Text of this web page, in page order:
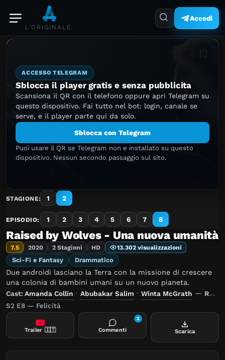
L'ORIGINALE.
Accedi
ACCESSO TELEGRAM
Sblocca il player gratis e senza pubblicita
Scansiona il QR con il telefono oppure apri Telegram su
questo dispositivo. Fai tutto nel bot: login, canale se
serve, e il player parte qui da solo.
Sblocca con Telegram
Puoi usare il QR se Telegram non e installato su questo
dispositivo. Nessun secondo passaggio sul sito.
STAGIONE: 1 2
EPISODIO: 1 2 3 4 5 6 7 8
Raised by Wolves - Una nuova umanità
7.5 2020 2 Stagioni HD 13.302 visualizzazioni
Sci-Fi e Fantasy Drammatico
Due androidi lasciano la Terra con la missione di crescere
una colonia di bambini umani su un nuovo pianeta.
Cast:Amanda Collin · Abubakar Salim · Winta McGrath — Regia:
S2 E8 — Felicità
Trailer 🇮🇹 Commenti
1
Scarica